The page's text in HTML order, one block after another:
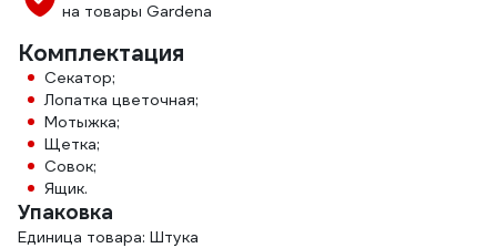
на товары Gardena
Комплектация
Секатор;
Лопатка цветочная;
Мотыжка;
Щетка;
Совок;
Ящик.
Упаковка
Единица товара: Штука